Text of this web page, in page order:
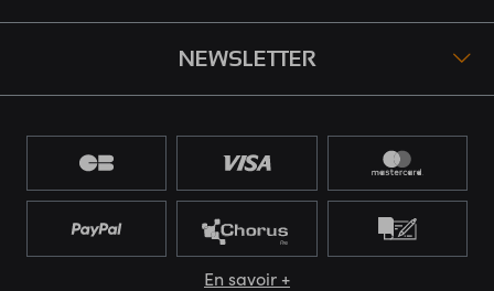
NEWSLETTER
En savoir +